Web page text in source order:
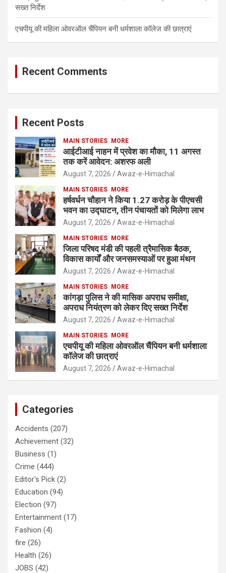
सख्त निर्देश
एचपीयू की महिला ओवरऑल चैंपियन बनी धर्मशाला कॉलेज की छात्राएं
Recent Comments
Recent Posts
MAIN STORIES MORE
आईटीआई नाहन में प्रवेश का मौका, 11 अगस्त
तक करें आवेदन: अशरफ अली
August 7, 2026 Awaz-e-Himachal
MAIN STORIES MORE
हर्षवर्धन चौहान ने किया 1.27 करोड़ के पीएचसी
भवन का उद्घाटन, तीन पंचायतों को मिलेगा लाभ
August 7, 2026 Awaz-e-Himachal
MAIN STORIES MORE
जिला परिषद मंडी की पहली त्रैमासिक बैठक,
विकास कार्यों और जनसमस्याओं पर हुआ मंथन
August 7, 2026 Awaz-e-Himachal
MAIN STORIES MORE
कांगड़ा पुलिस ने की मासिक अपराध समीक्षा,
अपराध नियंत्रण को लेकर दिए सख्त निर्देश
August 7, 2026 Awaz-e-Himachal
MAIN STORIES MORE
एचपीयू की महिला ओवरऑल चैंपियन बनी धर्मशाला
कॉलेज की छात्राएं
August 7, 2026 Awaz-e-Himachal
Categories
Accidents (207)
Achievement (32)
Business (1)
Crime (444)
Editor's Pick (2)
Education (94)
Election (97)
Entertainment (17)
Fashion (4)
fire (26)
Health (26)
JOBS (42)